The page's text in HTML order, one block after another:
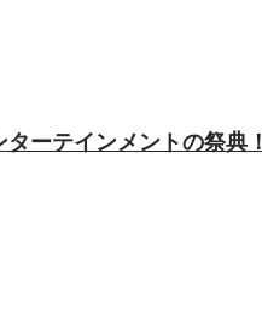
ターテインメントの祭典